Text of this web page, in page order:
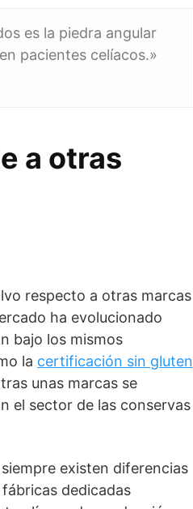
es la piedra angular
pacientes celíacos.»
a otras
respecto a otras marcas
ha evolucionado
bajo los mismos
la certificación sin gluten
unas marcas se
el sector de las conservas
existen diferencias
dedicadas